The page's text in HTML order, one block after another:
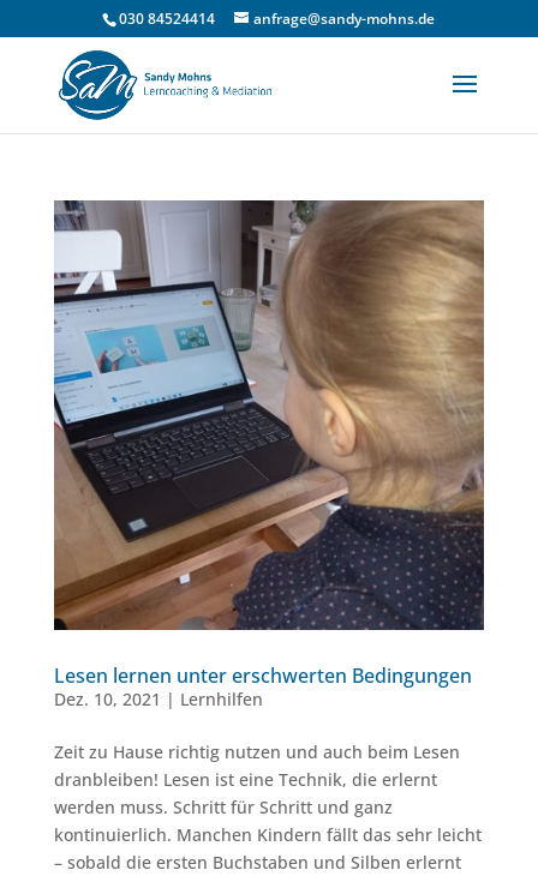
030 84524414 anfrage@sandy-mohns.de
Lesen lernen unter erschwerten Bedingungen
Dez. 10, 2021 | Lernhilfen
Zeit zu Hause richtig nutzen und auch beim Lesen
dranbleiben! Lesen ist eine Technik, die erlernt
werden muss. Schritt für Schritt und ganz
kontinuierlich. Manchen Kindern fällt das sehr leicht
– sobald die ersten Buchstaben und Silben erlernt